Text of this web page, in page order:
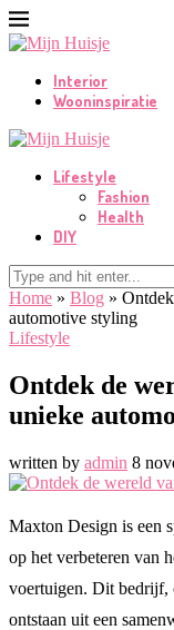
Interior
Wooninspiratie
Lifestyle
Fashion
Health
DIY
Home » Blog »
automotive styling
Lifestyle
Ontdek de
unieke
written by admin 8
Maxton Design is een
op het verbeteren van
voertuigen. Dit bedrijf,
ontstaan uit een